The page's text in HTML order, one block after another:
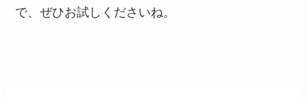
で、ぜひお試しくださいね。